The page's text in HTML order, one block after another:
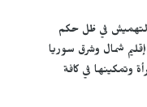
والتهميش في ظل حكم
شمال وشرق سوريا
وتمكينها في كافة